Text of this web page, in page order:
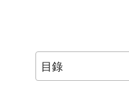
目錄